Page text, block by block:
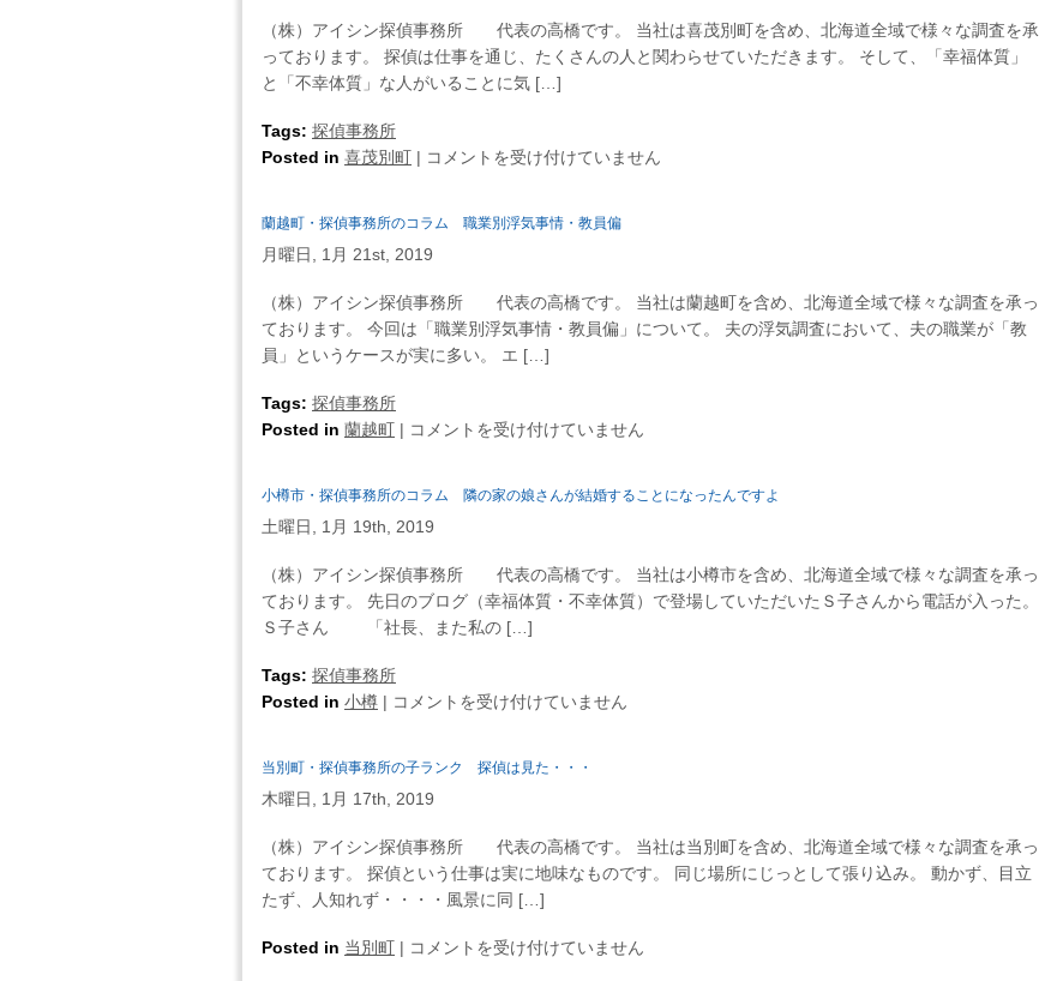
す
る・・・
は
と
夫
の
は
事
務
所
警
察
の
浮
気
は
（株）アイシン探偵事務所 代表の高橋です。 当社は喜茂別町を含め、北海道全域で様々な調査を承
っております。 探偵は仕事を通じ、たくさんの人と関わらせていただきます。 そして、「幸福体質」
と「不幸体質」な人がいることに気 […]
Tags: 探偵事務所
Posted in 喜茂別町 | 喜
町・
探
事
務
所
コ
「幸
福
質」
と
「不
質」
コメントを受け付けていません
蘭越町・探偵事務所のコラム 職業別浮気事情・教員偏
月曜日, 1月 21st, 2019
（株）アイシン探偵事務所 代表の高橋です。 当社は蘭越町を含め、北海道全域で様々な調査を承っ
ております。 今回は「職業別浮気事情・教員偏」について。 夫の浮気調査において、夫の職業が「教
員」というケースが実に多い。 エ […]
Tags: 探偵事務所
Posted in 蘭越町 | 蘭
探
偵
務
所
の
ラ
業
別
気
事
情・
員
コメントを受け付けていません
小樽市・探偵事務所のコラム 隣の家の娘さんが結婚することになったんですよ
土曜日, 1月 19th, 2019
（株）アイシン探偵事務所 代表の高橋です。 当社は小樽市を含め、北海道全域で様々な調査を承っ
ております。 先日のブログ（幸福体質・不幸体質）で登場していただいたＳ子さんから電話が入った。
Ｓ子さん 「社長、また私の […]
Tags: 探偵事務所
Posted in 小樽 | 小
探
偵
務
所
コ
コメントを受け付けていません
当別町・探偵事務所の子ランク 探偵は見た・・・
木曜日, 1月 17th, 2019
（株）アイシン探偵事務所 代表の高橋です。 当社は当別町を含め、北海道全域で様々な調査を承っ
ております。 探偵という仕事は実に地味なものです。 同じ場所にじっとして張り込み。 動かず、目立
たず、人知れず・・・・風景に同 […]
Posted in 当別町 | 当
コメントを受け付けていません